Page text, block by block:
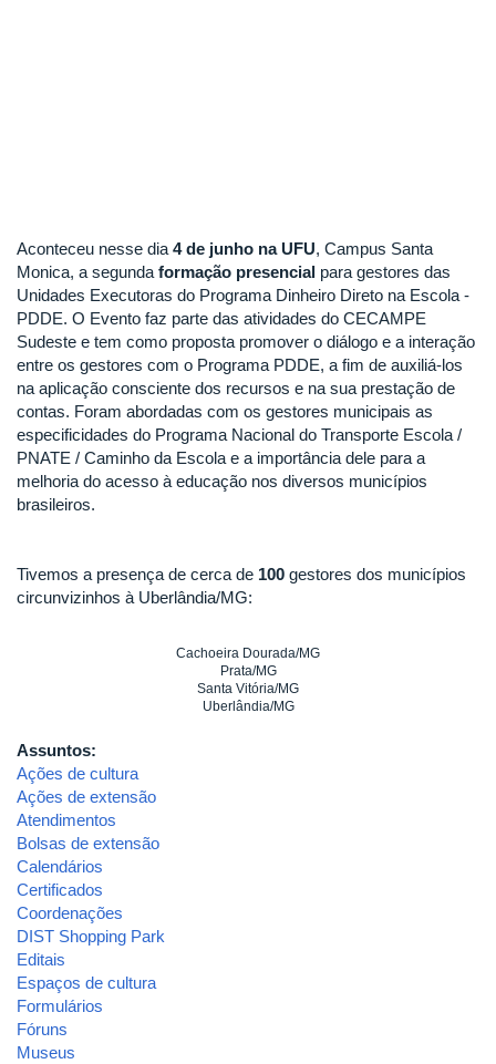
Aconteceu nesse dia 4 de junho na UFU, Campus Santa
Monica, a segunda formação presencial para gestores das
Unidades Executoras do Programa Dinheiro Direto na Escola -
PDDE. O Evento faz parte das atividades do CECAMPE
Sudeste e tem como proposta promover o diálogo e a interação
entre os gestores com o Programa PDDE, a fim de auxiliá-los
na aplicação consciente dos recursos e na sua prestação de
contas. Foram abordadas com os gestores municipais as
especificidades do Programa Nacional do Transporte Escola /
PNATE / Caminho da Escola e a importância dele para a
melhoria do acesso à educação nos diversos municípios
brasileiros.
Tivemos a presença de cerca de 100 gestores dos municípios
circunvizinhos à Uberlândia/MG:
Cachoeira Dourada/MG
Prata/MG
Santa Vitória/MG
Uberlândia/MG
Assuntos:
Ações de cultura
Ações de extensão
Atendimentos
Bolsas de extensão
Calendários
Certificados
Coordenações
DIST Shopping Park
Editais
Espaços de cultura
Formulários
Fóruns
Museus